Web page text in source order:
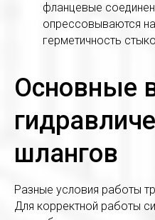
фланцевые
опрессовываются
герметичность
Основные
шлангов
Разные условия работы
Для корректной работы